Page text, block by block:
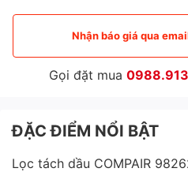
Nhận báo giá qua
Gọi đặt mua
ĐẶC ĐIỂM NỔI BẬT
Lọc tách dầu COMPAIR